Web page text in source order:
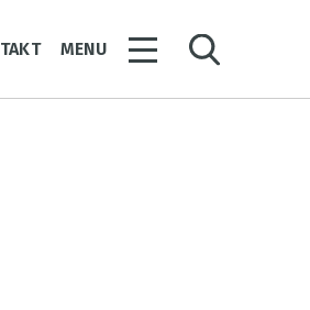
MENU